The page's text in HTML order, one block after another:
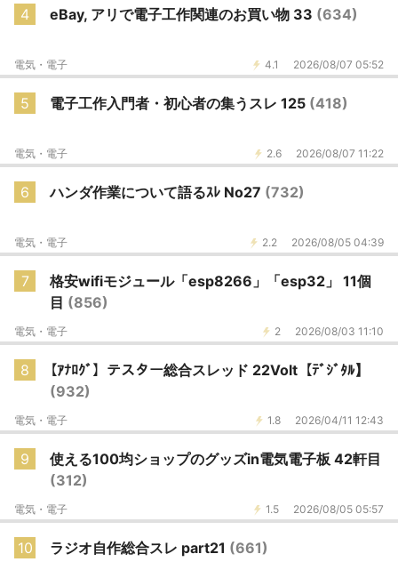
4 eBay, アリで電子工作関連のお買い物 33 (634)
4.1 2026/08/07 05:52
電気・電子
5 電子工作入門者・初心者の集うスレ 125 (418)
2.6 2026/08/07 11:22
電気・電子
6 ハンダ作業について語るｽﾚ No27 (732)
2.2 2026/08/05 04:39
電気・電子
7
格安wifiモジュール「esp8266」「esp32」 11個
目 (856)
2 2026/08/03 11:10
電気・電子
8
【ｱﾅﾛｸﾞ】テスター総合スレッド 22Volt【ﾃﾞｼﾞﾀﾙ】
(932)
1.8 2026/04/11 12:43
電気・電子
9
使える100均ショップのグッズin電気電子板 42軒目
(312)
1.5 2026/08/05 05:57
電気・電子
10 ラジオ自作総合スレ part21 (661)